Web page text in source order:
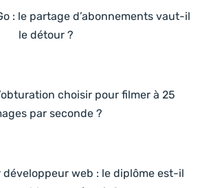
: le partage d’abonnements vaut-il
le détour ?
choisir pour filmer à 25
par seconde ?
développeur web : le diplôme est-il